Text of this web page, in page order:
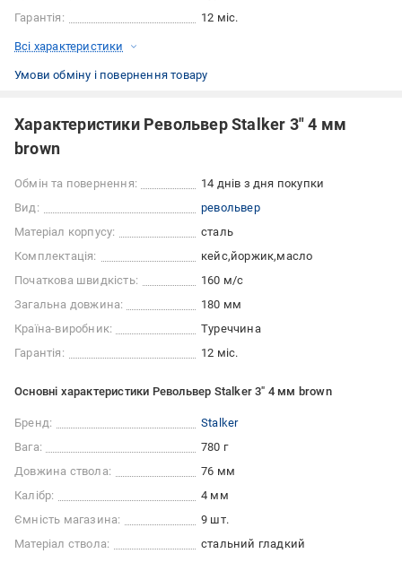
Гарантія:
12 міс.
Всі характеристики
Умови обміну і повернення товару
Характеристики Револьвер Stalker 3" 4 мм
brown
Обмін та повернення:
14 днів з дня покупки
Вид:
револьвер
Матеріал корпусу:
сталь
Комплектація:
кейс йоржик масло
Початкова швидкість:
160 м/с
Загальна довжина:
180 мм
Країна-виробник:
Туреччина
Гарантія:
12 міс.
Основні характеристики Револьвер Stalker 3" 4 мм brown
Бренд:
Stalker
Вага:
780 г
Довжина ствола:
76 мм
Калібр:
4 мм
Ємність магазина:
9 шт.
Матеріал ствола:
стальний гладкий